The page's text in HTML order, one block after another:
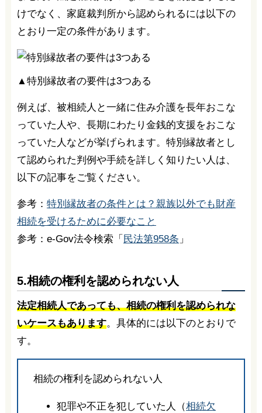
けでなく、家庭裁判所から認められるには以下の
とおり一定の条件があります。
▲特別縁故者の要件は3つある
例えば、被相続人と一緒に住み介護を長年おこな
っていた人や、長期にわたり金銭的支援をおこな
っていた人などが挙げられます。特別縁故者とし
て認められた判例や手続を詳しく知りたい人は、
以下の記事をご覧ください。
参考： 特別縁故者の条件とは？親族以外でも財産
相続を受けるために必要なこと
参考：e-Gov法令検索「 民法第958条 」
5.相続の権利を認められない人
法定相続人であっても、相続の権利を認められな
いケースもあります。具体的には以下のとおりで
す。
相続の権利を認められない人
犯罪や不正を犯していた人（相続欠